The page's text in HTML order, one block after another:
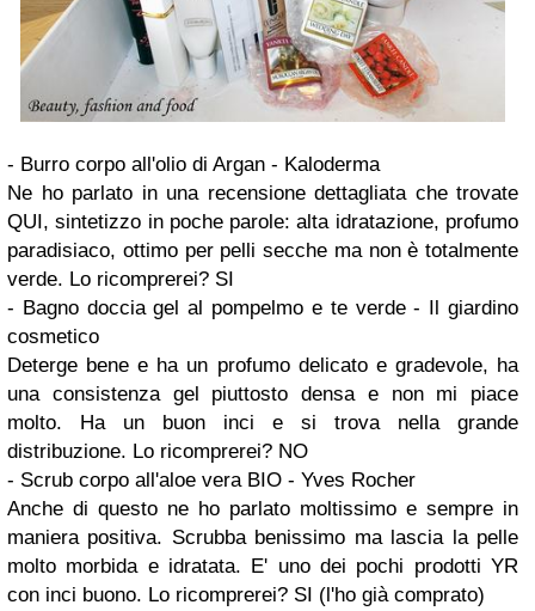
- Burro corpo all'olio di Argan - Kaloderma
Ne ho parlato in una recensione dettagliata che trovate
QUI, sintetizzo in poche parole: alta idratazione, profumo
paradisiaco, ottimo per pelli secche ma non è totalmente
verde. Lo ricomprerei? SI
- Bagno doccia gel al pompelmo e te verde - Il giardino
cosmetico
Deterge bene e ha un profumo delicato e gradevole, ha
una consistenza gel piuttosto densa e non mi piace
molto. Ha un buon inci e si trova nella grande
distribuzione. Lo ricomprerei? NO
- Scrub corpo all'aloe vera BIO - Yves Rocher
Anche di questo ne ho parlato moltissimo e sempre in
maniera positiva. Scrubba benissimo ma lascia la pelle
molto morbida e idratata. E' uno dei pochi prodotti YR
con inci buono. Lo ricomprerei? SI (l'ho già comprato)